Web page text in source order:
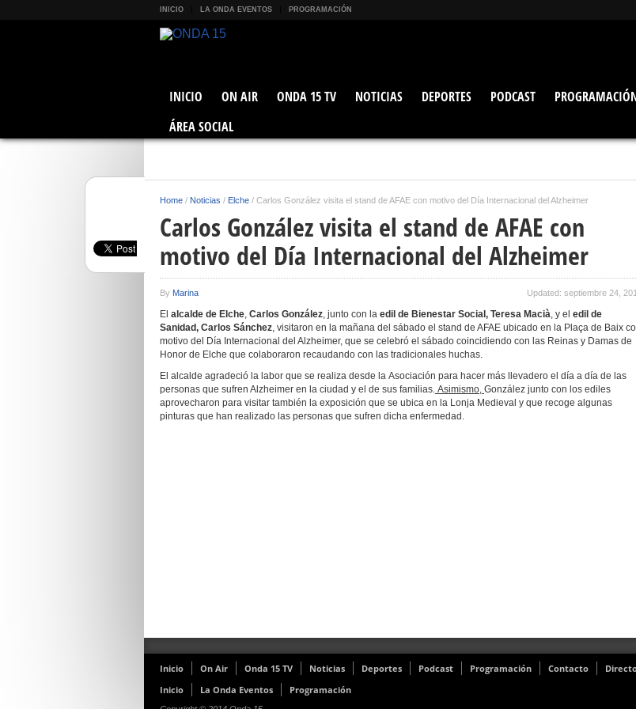
INICIO LA ONDA EVENTOS PROGRAMACIÓN
INICIO ON AIR ONDA 15 TV NOTICIAS DEPORTES PODCAST
ÁREA SOCIAL
Home / Noticias / Elche / Carlos González visita el stand de AFAE con motivo del Día Internacional del Alzheimer
Carlos González visita el stand de AFAE con
motivo del Día Internacional del Alzheimer
By Marina Updated: septiembre 24,
El alcalde de Elche, Carlos González, junto con la edil de Bienestar Social, Teresa Macià, y el edil de
Sanidad, Carlos Sánchez, visitaron en la mañana del sábado el stand de AFAE ubicado en la Plaça de Baix
motivo del Día Internacional del Alzheimer, que se celebró el sábado coincidiendo con las Reinas y Damas de
Honor de Elche que colaboraron recaudando con las tradicionales huchas.
El alcalde agradeció la labor que se realiza desde la Asociación para hacer más llevadero el día a día de las
personas que sufren Alzheimer en la ciudad y el de sus familias. Asimismo, González junto con los ediles
aprovecharon para visitar también la exposición que se ubica en la Lonja Medieval y que recoge algunas
pinturas que han realizado las personas que sufren dicha enfermedad.
Inicio On Air Onda 15 TV Noticias Deportes Podcast Programación Contacto
Inicio
La Onda Eventos Programación